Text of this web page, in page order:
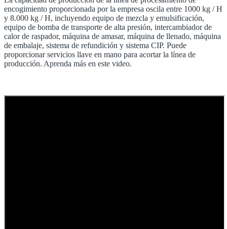
encogimiento proporcionada por la empresa oscila entre 1000 kg / H
y 8.000 kg / H, incluyendo equipo de mezcla y emulsificación,
equipo de bomba de transporte de alta presión, intercambiador de
calor de raspador, máquina de amasar, máquina de llenado, máquina
de embalaje, sistema de refundición y sistema CIP. Puede
proporcionar servicios llave en mano para acortar la línea de
producción. Aprenda más en este video.